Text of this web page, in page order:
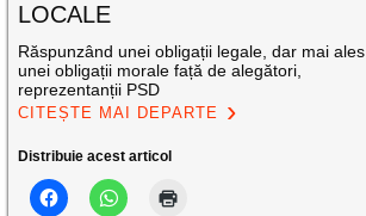
LOCALE
Răspunzând unei obligații legale, dar mai ales
unei obligații morale față de alegători,
reprezentanții PSD
CITEȘTE MAI DEPARTE
Distribuie acest articol